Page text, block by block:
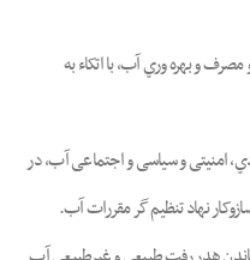
و ﺑﻬﺮه وري آب، ﺑﺎ اﺗﮑﺎء ﺑﻪ
اﻣﻨﯿﺘﯽ و ﺳﯿﺎﺳﯽ و اﺟﺘﻤﺎﻋﯽ آب، در
ﻧﻬﺎد ﺗﻨﻈﯿﻢ ﮔﺮ ﻣﻘﺮرات آب.